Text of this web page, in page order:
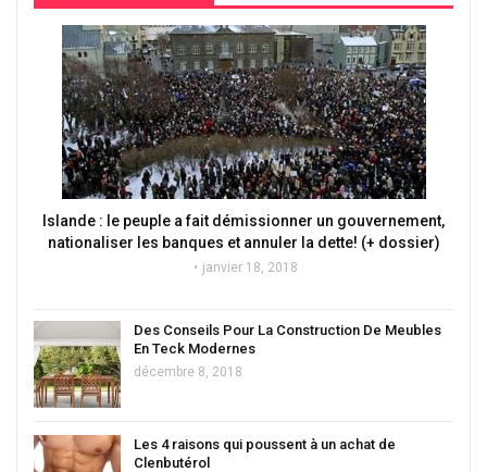
Islande : le peuple a fait démissionner un gouvernement,
nationaliser les banques et annuler la dette! (+ dossier)
janvier 18, 2018
Des Conseils Pour La Construction De Meubles
En Teck Modernes
décembre 8, 2018
Les 4 raisons qui poussent à un achat de
Clenbutérol